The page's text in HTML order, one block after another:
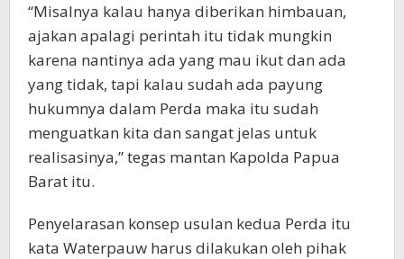
“Misalnya kalau hanya diberikan himbauan,
ajakan apalagi perintah itu tidak mungkin
karena nantinya ada yang mau ikut dan ada
yang tidak, tapi kalau sudah ada payung
hukumnya dalam Perda maka itu sudah
menguatkan kita dan sangat jelas untuk
realisasinya,” tegas mantan Kapolda Papua
Barat itu.
Penyelarasan konsep usulan kedua Perda itu
kata Waterpauw harus dilakukan oleh pihak